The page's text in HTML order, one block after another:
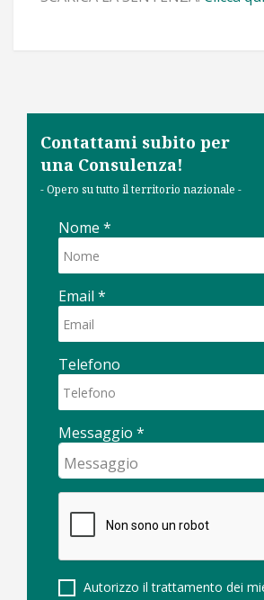
Contattami subito per
una Consulenza!
- Opero su tutto il territorio nazionale -
Nome *
Email *
Telefono
Messaggio *
Autorizzo il trattamento dei